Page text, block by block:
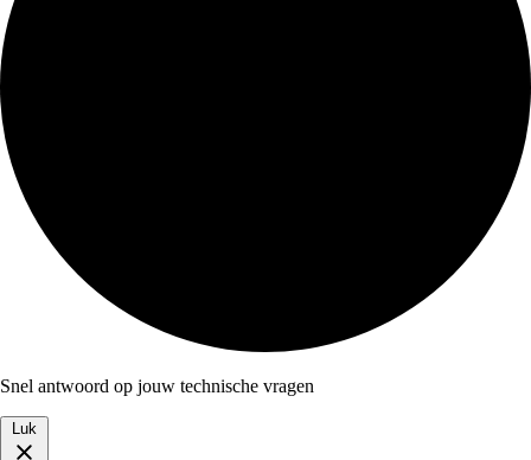
Snel antwoord op jouw technische vragen
Luk